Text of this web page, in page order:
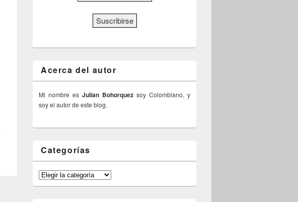
Acerca del autor
Mi nombre es Julian Bohorquez soy Colombiano, y
soy el autor de este blog.
Categorías
Categorías